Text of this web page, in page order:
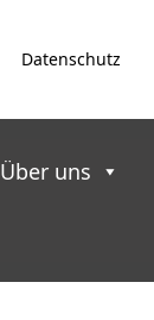
Datenschutz
Über uns